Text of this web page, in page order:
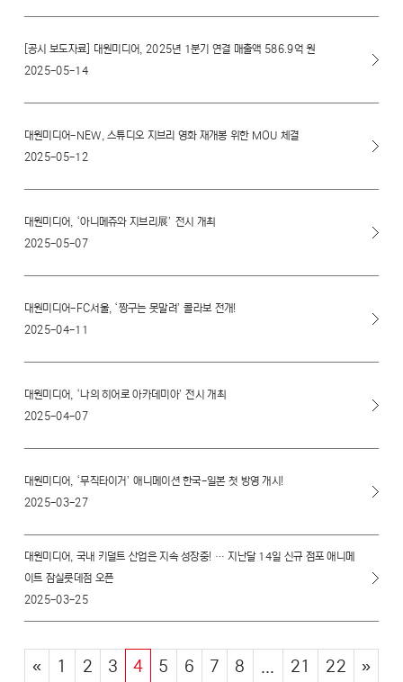
[공시 보도자료] 대원미디어, 2025년 1분기 연결 매출액 586.9억 원
2025-05-14
대원미디어-NEW, 스튜디오 지브리 영화 재개봉 위한 MOU 체결
2025-05-12
대원미디어, ‘아니메쥬와 지브리展’ 전시 개최
2025-05-07
대원미디어-FC서울, ‘짱구는 못말려’ 콜라보 전개!
2025-04-11
대원미디어, ‘나의 히어로 아카데미아’ 전시 개최
2025-04-07
대원미디어, ‘무직타이거’ 애니메이션 한국-일본 첫 방영 개시!
2025-03-27
대원미디어, 국내 키덜트 산업은 지속 성장중! … 지난달 14일 신규 점포 애니메
이트 잠실롯데점 오픈
2025-03-25
« 1 2 3 4 5 6 7 8 ... 21 22 »